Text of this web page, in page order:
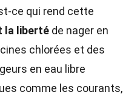
ce qui rend cette
la liberté de nager en
chlorées et des
en eau libre
comme les courants,